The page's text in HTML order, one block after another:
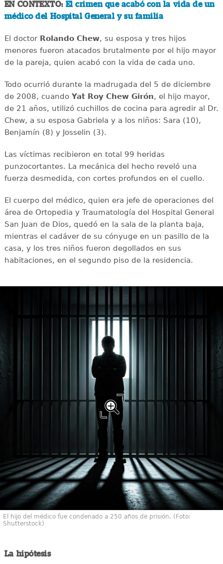
EN CONTEXTO: El crimen que acabó con la vida de un
médico del Hospital General y su familia
El doctor Rolando Chew, su esposa y tres hijos
menores fueron atacados brutalmente por el hijo mayor
de la pareja, quien acabó con la vida de cada uno.
Todo ocurrió durante la madrugada del 5 de diciembre
de 2008, cuando Yat Roy Chew Girón, el hijo mayor,
de 21 años, utilizó cuchillos de cocina para agredir al Dr.
Chew, a su esposa Gabriela y a los niños: Sara (10),
Benjamín (8) y Josselin (3).
Las víctimas recibieron en total 99 heridas
punzocortantes. La mecánica del hecho reveló una
fuerza desmedida, con cortes profundos en el cuello.
El cuerpo del médico, quien era jefe de operaciones del
área de Ortopedia y Traumatologí­a del Hospital General
San Juan de Dios, quedó en la sala de la planta baja,
mientras el cadáver de su cónyuge en un pasillo de la
casa, y los tres niños fueron degollados en sus
habitaciones, en el segundo piso de la residencia.
El hijo del médico fue condenado a 250 años de prisión. (Foto:
Shutterstock)
La hipótesis